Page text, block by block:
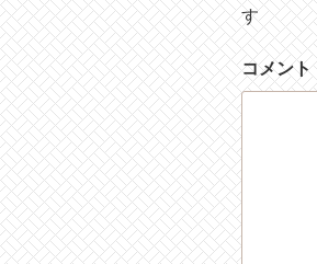
す
コメント